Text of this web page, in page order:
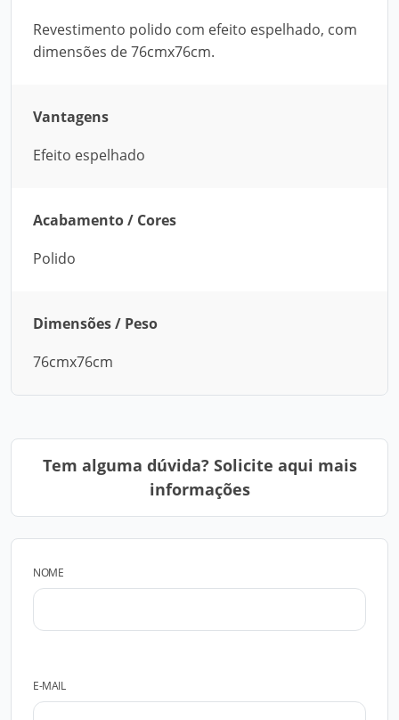
Revestimento polido com efeito espelhado, com
dimensões de 76cmx76cm.
Vantagens
Efeito espelhado
Acabamento / Cores
Polido
Dimensões / Peso
76cmx76cm
Tem alguma dúvida? Solicite aqui mais
informações
NOME
E-MAIL